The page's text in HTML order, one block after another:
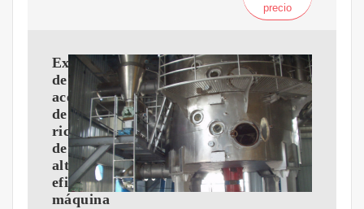
precio
Expeller
de
aceite
de
ricino
de
alta
eficiencia,
máquina